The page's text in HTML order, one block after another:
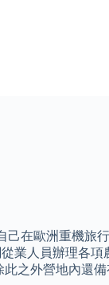
在歐洲重機旅
業人員辦理各
之外營地內